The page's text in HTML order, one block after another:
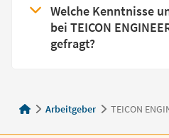
Welche Kenntnisse
bei TEICON
gefragt?
Arbeitgeber TEICON